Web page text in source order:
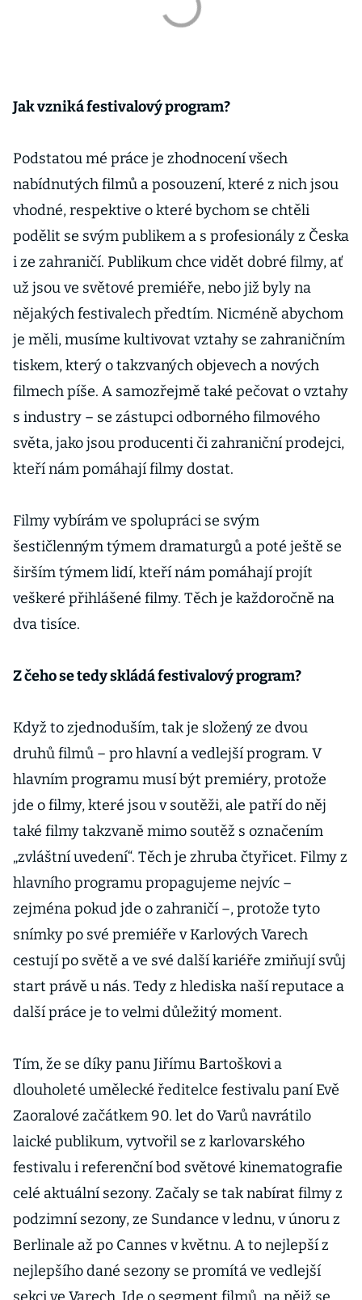
Jak vzniká festivalový program?
Podstatou mé práce je zhodnocení všech
nabídnutých filmů a posouzení, které z nich jsou
vhodné, respektive o které bychom se chtěli
podělit se svým publikem a s profesionály z Česka
i ze zahraničí. Publikum chce vidět dobré filmy, ať
už jsou ve světové premiéře, nebo již byly na
nějakých festivalech předtím. Nicméně abychom
je měli, musíme kultivovat vztahy se zahraničním
tiskem, který o takzvaných objevech a nových
filmech píše. A samozřejmě také pečovat o vztahy
s industry – se zástupci odborného filmového
světa, jako jsou producenti či zahraniční prodejci,
kteří nám pomáhají filmy dostat.
Filmy vybírám ve spolupráci se svým
šestičlenným týmem dramaturgů a poté ještě se
širším týmem lidí, kteří nám pomáhají projít
veškeré přihlášené filmy. Těch je každoročně na
dva tisíce.
Z čeho se tedy skládá festivalový program?
Když to zjednoduším, tak je složený ze dvou
druhů filmů – pro hlavní a vedlejší program. V
hlavním programu musí být premiéry, protože
jde o filmy, které jsou v soutěži, ale patří do něj
také filmy takzvaně mimo soutěž s označením
„zvláštní uvedení“. Těch je zhruba čtyřicet. Filmy z
hlavního programu propagujeme nejvíc –
zejména pokud jde o zahraničí –, protože tyto
snímky po své premiéře v Karlových Varech
cestují po světě a ve své další kariéře zmiňují svůj
start právě u nás. Tedy z hlediska naší reputace a
další práce je to velmi důležitý moment.
Tím, že se díky panu Jiřímu Bartoškovi a
dlouholeté umělecké ředitelce festivalu paní Evě
Zaoralové začátkem 90. let do Varů navrátilo
laické publikum, vytvořil se z karlovarského
festivalu i referenční bod světové kinematografie
celé aktuální sezony. Začaly se tak nabírat filmy z
podzimní sezony, ze Sundance v lednu, v únoru z
Berlinale až po Cannes v květnu. A to nejlepší z
nejlepšího dané sezony se promítá ve vedlejší